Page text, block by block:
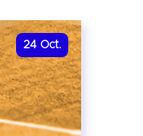
24 Oct.